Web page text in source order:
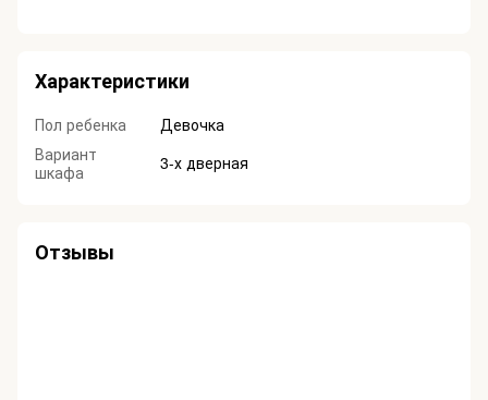
Характеристики
Пол ребенка
Девочка
Вариант
шкафа
3-х дверная
Отзывы